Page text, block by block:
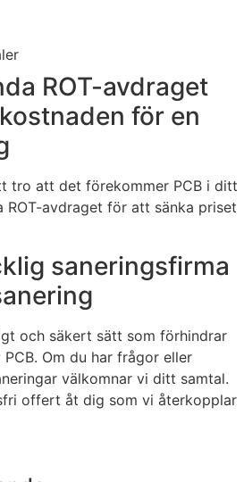
ROT-avdraget
för en
tro att det förekommer PCB i ditt
ROT-avdraget för att sänka priset
saneringsfirma
och säkert sätt som förhindrar
Om du har frågor eller
välkomnar vi ditt samtal.
offert åt dig som vi återkopplar